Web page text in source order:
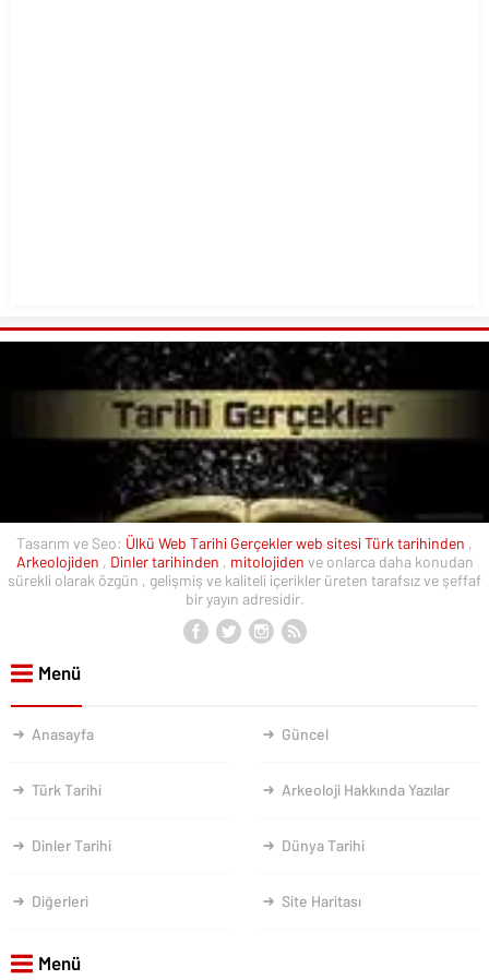
Tasarım ve Seo: Ülkü Web Tarihi Gerçekler web sitesiTürk tarihinden ,
Arkeolojiden , Dinler tarihinden , mitolojiden ve onlarca daha konudan
sürekli olarak özgün , gelişmiş ve kaliteli içerikler üreten tarafsız ve şeffaf
bir yayın adresidir.
Menü
Anasayfa Güncel
Türk Tarihi Arkeoloji Hakkında Yazılar
Dinler Tarihi Dünya Tarihi
Diğerleri Site Haritası
Menü